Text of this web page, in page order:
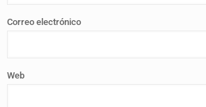
Correo electrónico
Web